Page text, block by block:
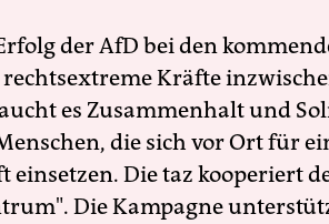
der AfD bei den
Kräfte
es Zusammenhalt und
die sich vor Ort für
einsetzen. Die taz kooperiert
Die Kampagne